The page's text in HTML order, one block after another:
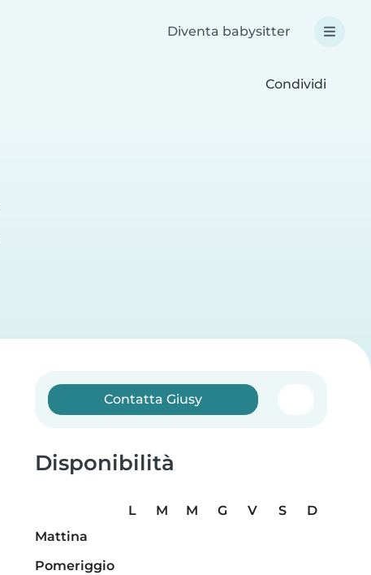
Diventa babysitter
Condividi
Contatta Giusy
Disponibilità
L M M G V S
D
Mattina
Pomeriggio